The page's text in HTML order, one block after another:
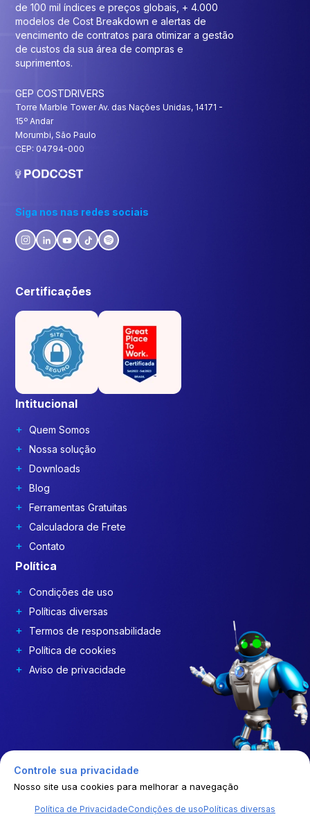
de 100 mil índices e preços globais, + 4.000
modelos de Cost Breakdown e alertas de
vencimento de contratos para otimizar a gestão
de custos da sua área de compras e
suprimentos.
GEP COSTDRIVERS
Torre Marble Tower Av. das Nações Unidas, 14171 -
15º Andar
Morumbi, São Paulo
CEP: 04794-000
Intitucional
Quem Somos
Nossa solução
Downloads
Blog
Ferramentas Gratuitas
Calculadora de Frete
Contato
Política
Condições de uso
Políticas diversas
Termos de responsabilidade
Política de cookies
Aviso de privacidade
Siga nos nas redes sociais
Certificações
Controle sua privacidade
Nosso site usa cookies para melhorar a navegação
Política de PrivacidadeCondições de usoPolíticas diversas